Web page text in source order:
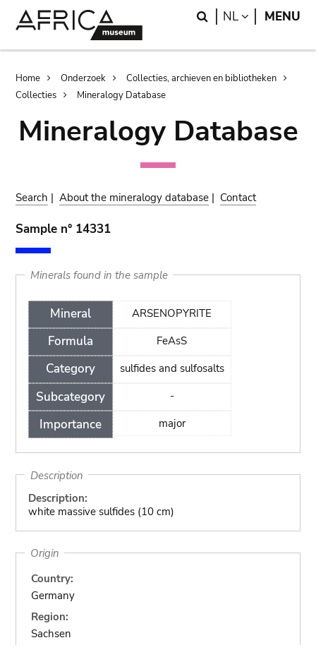
Search
NL LANGUAGE
MENU
Breadcrumb
Home Onderzoek
Collecties, archieven en bibliotheken
Collecties
Mineralogy Database
Mineralogy Database
Search |About the mineralogy database | Contact
Sample n° 14331
Minerals found in the sample
Mineral
Formula
Category
Subcategory
Importance
ARSENOPYRITE
FeAsS
sulfides and sulfosalts
-
major
Description
Description:
white massive sulfides (10 cm)
Origin
Country:
Germany
Region:
Sachsen